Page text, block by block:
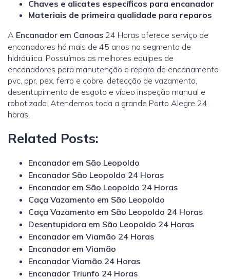
Chaves e alicates específicos para encanador
Materiais de primeira qualidade para reparos
A Encanador em Canoas 24 Horas oferece serviço de
encanadores há mais de 45 anos no segmento de
hidráulica. Possuímos as melhores equipes de
encanadores para manutenção e reparo de encanamento
pvc, ppr, pex, ferro e cobre, detecção de vazamento,
desentupimento de esgoto e vídeo inspeção manual e
robotizada. Atendemos toda a grande Porto Alegre 24
horas.
Related Posts:
Encanador em São Leopoldo
Encanador São Leopoldo 24 Horas
Encanador em São Leopoldo 24 Horas
Caça Vazamento em São Leopoldo
Caça Vazamento em São Leopoldo 24 Horas
Desentupidora em São Leopoldo 24 Horas
Encanador em Viamão 24 Horas
Encanador em Viamão
Encanador Viamão 24 Horas
Encanador Triunfo 24 Horas